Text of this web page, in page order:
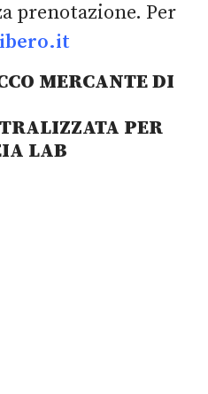
prenotazione. Per
MERCANTE DI
PER
LAB